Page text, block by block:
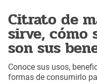
Citrato de
sirve, cómo
son sus
Conoce sus usos,
formas de consumirlo